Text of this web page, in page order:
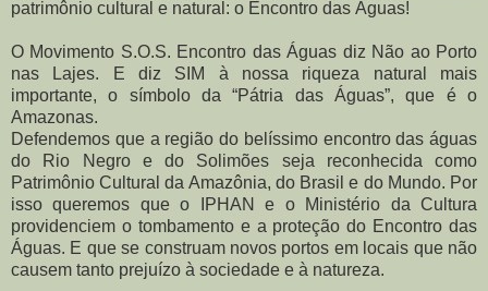
patrimônio cultural e natural: o Encontro das Águas!
O Movimento S.O.S. Encontro das Águas diz Não ao Porto
nas Lajes. E diz SIM à nossa riqueza natural mais
importante, o símbolo da “Pátria das Águas”, que é o
Amazonas.
Defendemos que a região do belíssimo encontro das águas
do Rio Negro e do Solimões seja reconhecida como
Patrimônio Cultural da Amazônia, do Brasil e do Mundo. Por
isso queremos que o IPHAN e o Ministério da Cultura
providenciem o tombamento e a proteção do Encontro das
Águas. E que se construam novos portos em locais que não
causem tanto prejuízo à sociedade e à natureza.